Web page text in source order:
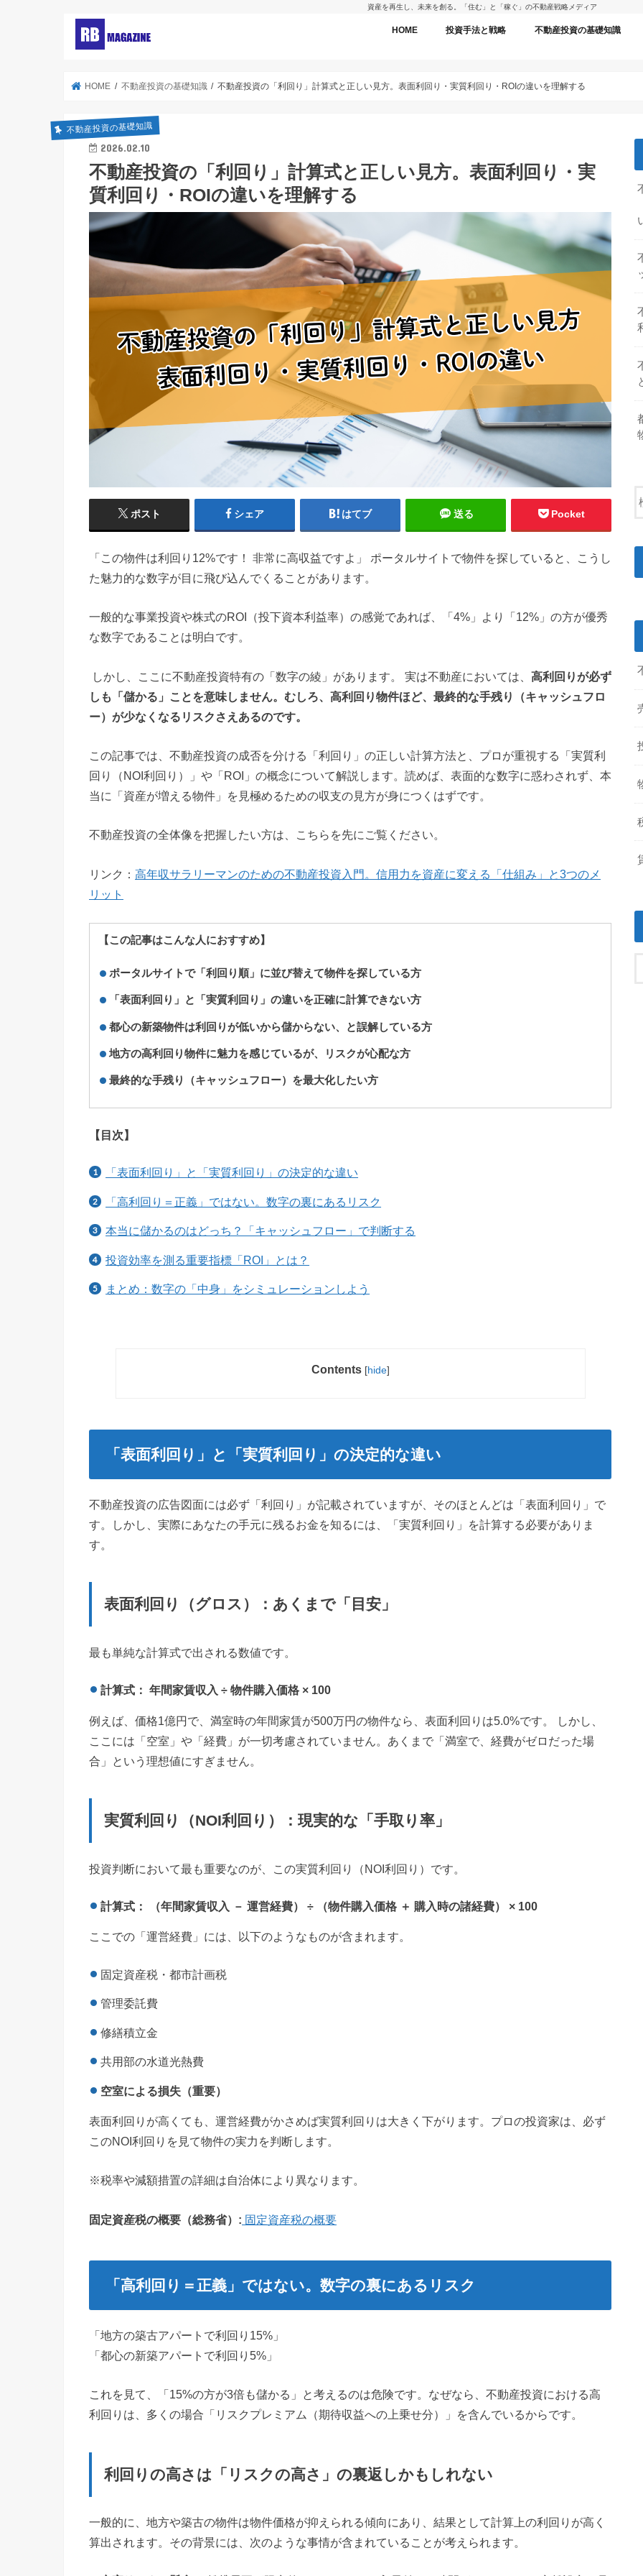
資産を再生し、未来を創る。「住む」と「稼ぐ」の不動産戦略メディア
HOME 投資手法と戦略 不動産投資の基礎知識
HOME 不動産投資の基礎知識 不動産投資の「利回り」計算式と正しい見方。表面利回り・実質利回り・ROIの違いを理解する
不動産投資の基礎知識
2026.02.10
不動産投資の「利回り」計算式と正しい見方。表面利回り・実
質利回り・ROIの違いを理解する
ポスト シェア はてブ 送る Pocket
「この物件は利回り12%です！ 非常に高収益ですよ」 ポータルサイトで物件を探していると、こうし
た魅力的な数字が目に飛び込んでくることがあります。
一般的な事業投資や株式のROI（投下資本利益率）の感覚であれば、「4%」より「12%」の方が優秀
な数字であることは明白です。
しかし、ここに不動産投資特有の「数字の綾」があります。 実は不動産においては、 高利回りが必ず
しも「儲かる」ことを意味しません。むしろ、高利回り物件ほど、最終的な手残り（キャッシュフロ
ー）が少なくなるリスクさえあるのです。
この記事では、不動産投資の成否を分ける「利回り」の正しい計算方法と、プロが重視する「実質利
回り（NOI利回り）」や「ROI」の概念について解説します。 読めば、表面的な数字に惑わされず、本
当に「資産が増える物件」を見極めるための収支の見方が身につくはずです。
不動産投資の全体像を把握したい方は、こちらを先にご覧ください。
リンク： 高年収サラリーマンのための不動産投資入門。信用力を資産に変える「仕組み」と3つのメ
リット
【この記事はこんな人におすすめ】
ポータルサイトで「利回り順」に並び替えて物件を探している方
「表面利回り」と「実質利回り」の違いを正確に計算できない方
都心の新築物件は利回りが低いから儲からない、と誤解している方
地方の高利回り物件に魅力を感じているが、リスクが心配な方
最終的な手残り（キャッシュフロー）を最大化したい方
【目次】
「表面利回り」と「実質利回り」の決定的な違い
「高利回り＝正義」ではない。数字の裏にあるリスク
本当に儲かるのはどっち？「キャッシュフロー」で判断する
投資効率を測る重要指標「ROI」とは？
まとめ：数字の「中身」をシミュレーションしよう
Contents [hide]
「表面利回り」と「実質利回り」の決定的な違い
不動産投資の広告図面には必ず「利回り」が記載されていますが、そのほとんどは「表面利回り」で
す。しかし、実際にあなたの手元に残るお金を知るには、「実質利回り」を計算する必要がありま
す。
表面利回り（グロス）：あくまで「目安」
最も単純な計算式で出される数値です。
計算式： 年間家賃収入 ÷ 物件購入価格 × 100
例えば、価格1億円で、満室時の年間家賃が500万円の物件なら、表面利回りは5.0%です。 しかし、
ここには「空室」や「経費」が一切考慮されていません。あくまで「満室で、経費がゼロだった場
合」という理想値にすぎません。
実質利回り（NOI利回り）：現実的な「手取り率」
投資判断において最も重要なのが、この実質利回り（NOI利回り）です。
計算式： （年間家賃収入 － 運営経費） ÷ （物件購入価格 ＋ 購入時の諸経費） × 100
ここでの「運営経費」には、以下のようなものが含まれます。
固定資産税・都市計画税
管理委託費
修繕積立金
共用部の水道光熱費
空室による損失（重要）
表面利回りが高くても、運営経費がかさめば実質利回りは大きく下がります。プロの投資家は、必ず
このNOI利回りを見て物件の実力を判断します。
※税率や減額措置の詳細は自治体により異なります。
固定資産税の概要（総務省）: 固定資産税の概要
「高利回り＝正義」ではない。数字の裏にあるリスク
「地方の築古アパートで利回り15%」
「都心の新築アパートで利回り5%」
これを見て、「15%の方が3倍も儲かる」と考えるのは危険です。なぜなら、不動産投資における高
利回りは、多くの場合「リスクプレミアム（期待収益への上乗せ分）」を含んでいるからです。
利回りの高さは「リスクの高さ」の裏返しかもしれない
一般的に、地方や築古の物件は物件価格が抑えられる傾向にあり、結果として計算上の利回りが高く
算出されます。その背景には、次のような事情が含まれていることが考えられます。